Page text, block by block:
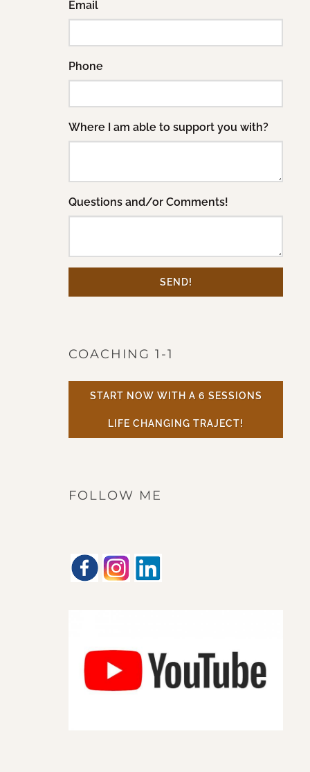
Email
Phone
Where I am able to support you with?
Questions and/or Comments!
SEND!
COACHING 1-1
START NOW WITH A 6 SESSIONS
LIFE CHANGING TRAJECT!
FOLLOW ME